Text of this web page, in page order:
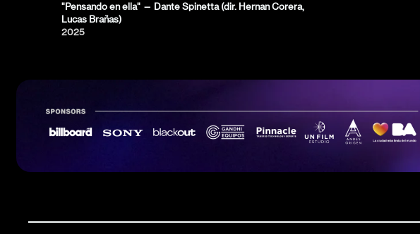
"Pensando en ella" — Dante Spinetta (dir. Hernan Corera,
Lucas Brañas)
2025